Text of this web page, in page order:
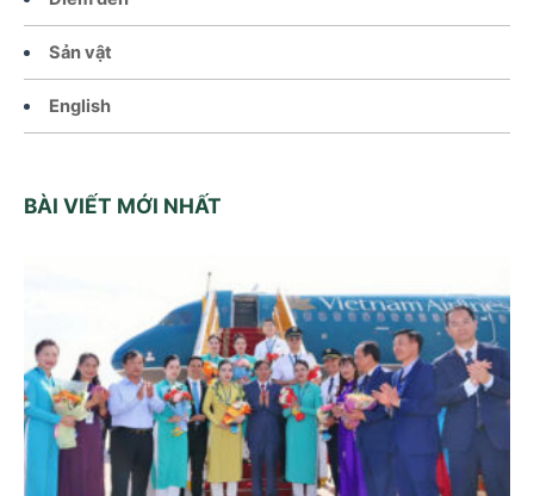
Sản vật
English
BÀI VIẾT MỚI NHẤT